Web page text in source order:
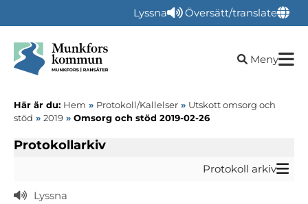
Lyssna Översätt/translate
Öppna
Meny
Här är du: Hem » Protokoll/Kallelser » Utskott omsorg och
stöd » 2019 » Omsorg och stöd 2019-02-26
Protokollarkiv
Protokoll arkiv
Lyssna